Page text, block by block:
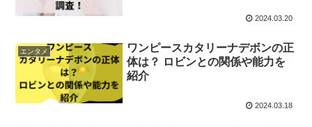
2024.03.20
エンタメ
ワンピースカタリーナデボンの正
体は？ ロビンとの関係や能力を
紹介
2024.03.18